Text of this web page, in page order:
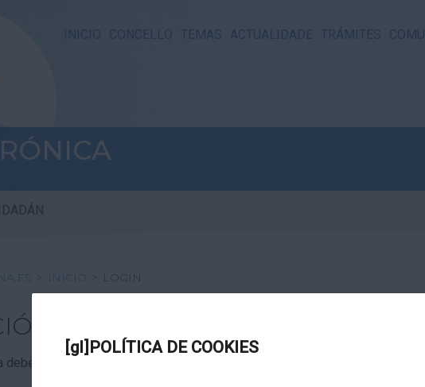
INICIO CONCELLO TEMAS ACTUALIDADE TRÁMITES
[gl]POLÍTICA DE COOKIES
> INICIO > LOGIN
identificarse mediante Cl@ve. Pulse no logotipo